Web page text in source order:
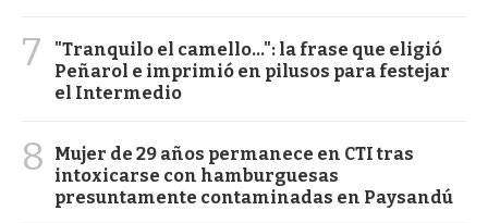
7
"Tranquilo el camello...": la frase que eligió
Peñarol e imprimió en pilusos para festejar
el Intermedio
8
Mujer de 29 años permanece en CTI tras
intoxicarse con hamburguesas
presuntamente contaminadas en Paysandú